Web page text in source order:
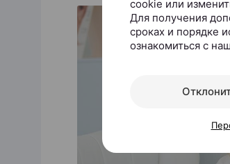
cookie или
Для получения
сроках и порядке
ознакомиться с